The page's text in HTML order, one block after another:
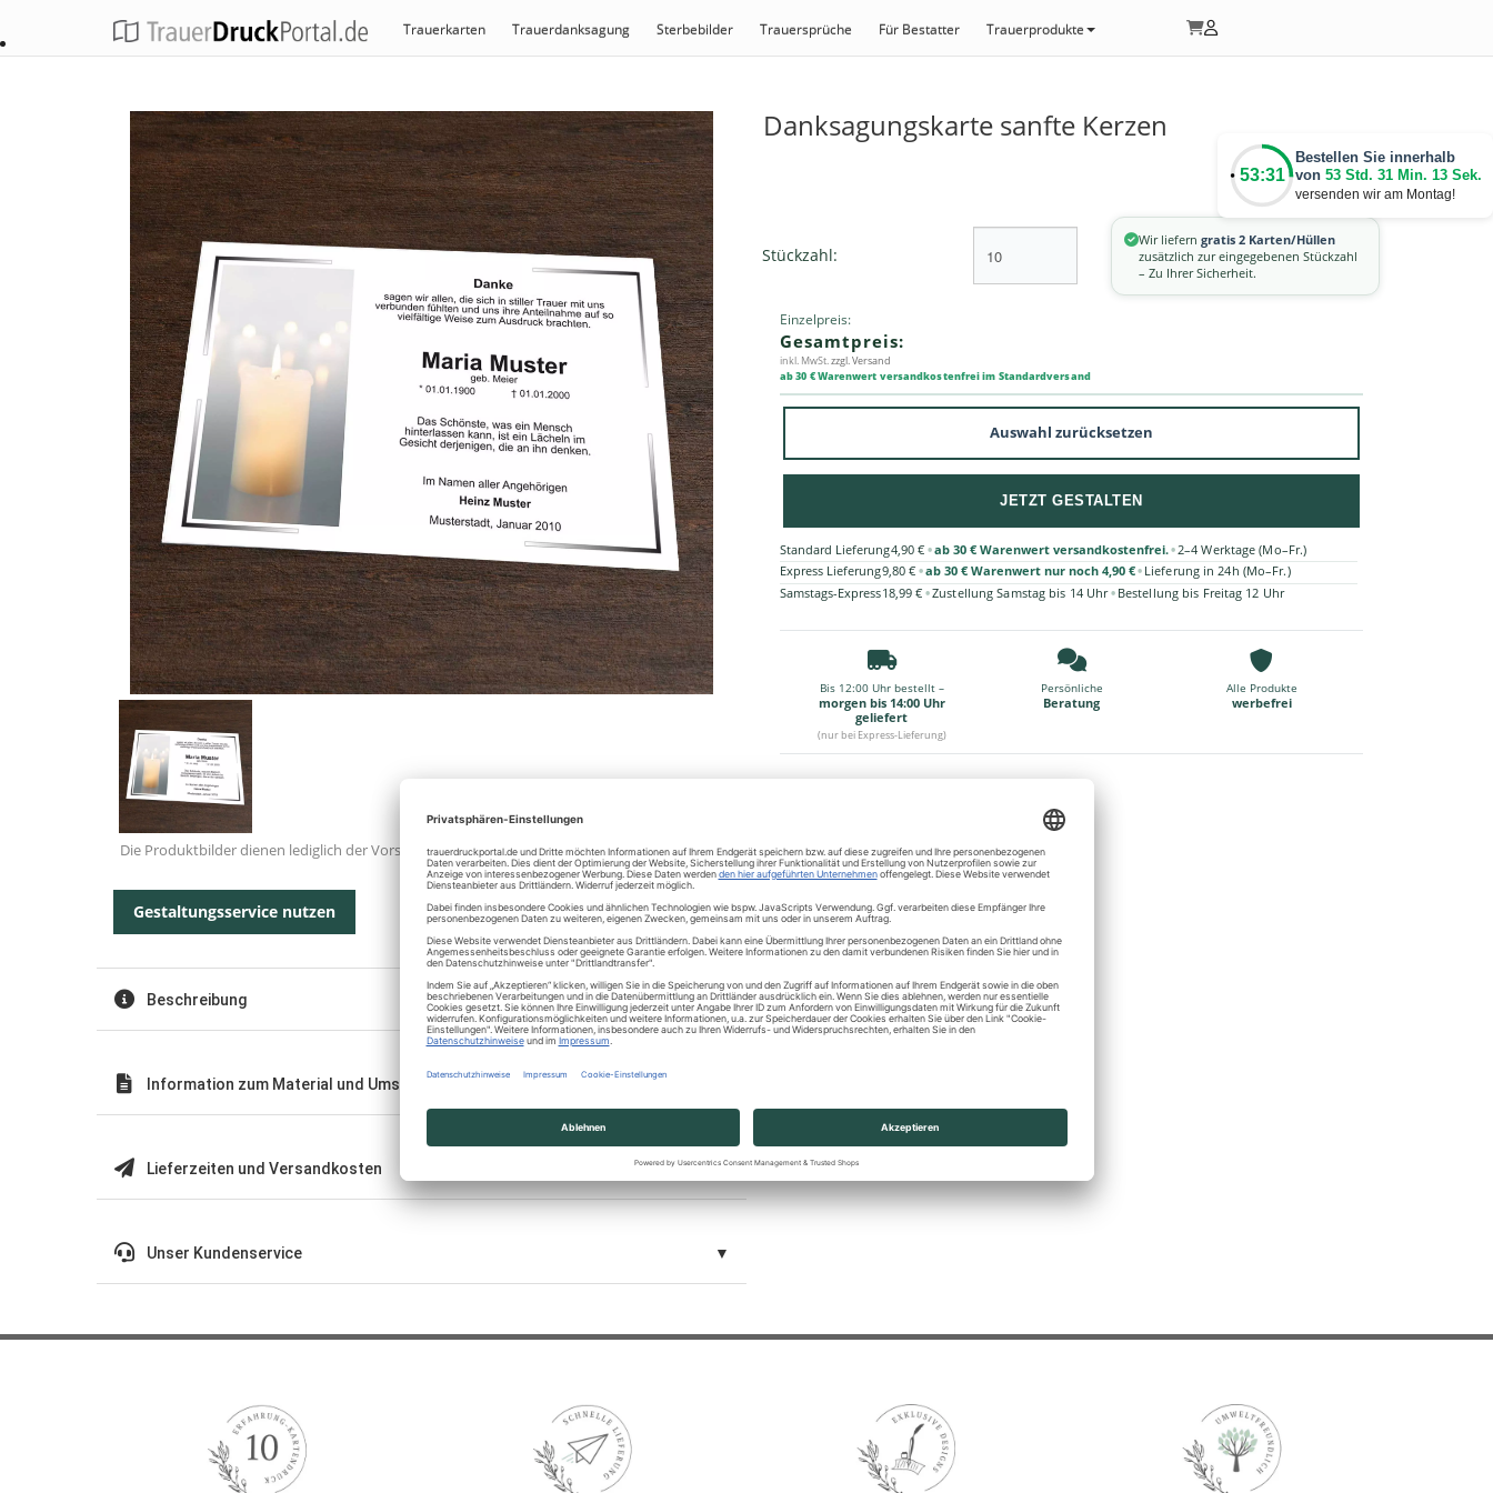
Trauerkarten Trauerdanksagung Sterbebilder Trauersprüche Für Bestatter Trauerprodukte
53:31
Bestellen Sie innerhalb
von 53 Std. 31 Min. 13 Sek.
versenden wir am Montag!
Die Produktbilder dienen lediglich der Vorschau.
Gestaltungsservice nutzen
Danksagungskarte sanfte Kerzen
Stückzahl:
Wir liefern gratis 2 Karten/Hüllen
zusätzlich zur eingegebenen Stückzahl
– Zu Ihrer Sicherheit.
Einzelpreis:
Gesamtpreis:
inkl. MwSt. zzgl. Versand
ab 30 € Warenwert versandkostenfrei im Standardversand
Auswahl zurücksetzen
JETZT GESTALTEN
Standard Lieferung4,90 € •ab 30 € Warenwert versandkostenfrei.•2–4 Werktage (Mo–Fr.)
Express Lieferung9,80 € •ab 30 € Warenwert nur noch 4,90 €• Lieferung in 24h (Mo–Fr.)
Samstags-Express18,99 € •Zustellung Samstag bis 14 Uhr • Bestellung bis Freitag 12 Uhr
Bis 12:00 Uhr bestellt –
morgen bis 14:00 Uhr
geliefert
(nur bei Express-Lieferung)
Persönliche
Beratung
Alle Produkte
werbefrei
Beschreibung
Information zum Material und Umschläge
Lieferzeiten und Versandkosten
Unser Kundenservice